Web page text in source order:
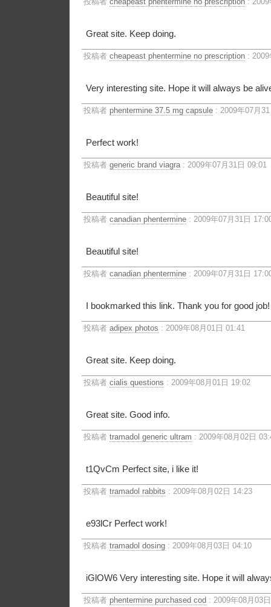
Great site. Keep doing.
投稿者 cheapeast phentermine no prescription :
Very interesting site. Hope it will always be
投稿者 phentermine 37.5 mg capsule : 2009年07月
Perfect work!
投稿者 generic brand viagra: 2009年07月31日 09:01
Beautiful site!
投稿者 canadian phentermine : 2009年07月31日
Beautiful site!
投稿者 canadian phentermine : 2009年07月31日
I bookmarked this link. Thank you for good job!
投稿者 adipex photos : 2009年08月01日 01:41
Great site. Keep doing.
投稿者 cialis questions : 2009年08月01日 19:02
Great site. Good info.
投稿者 tramadol generic ultram : 2009年08月02日
t1QvCm Perfect site, i like it!
投稿者 tramadol rabbits : 2009年08月02日 14:23
e93lCr Perfect work!
投稿者 tramadol dosing : 2009年08月03日 04:10
iGlOW6 Very interesting site. Hope it will
投稿者 phentermine purchased cod : 2009年08月03